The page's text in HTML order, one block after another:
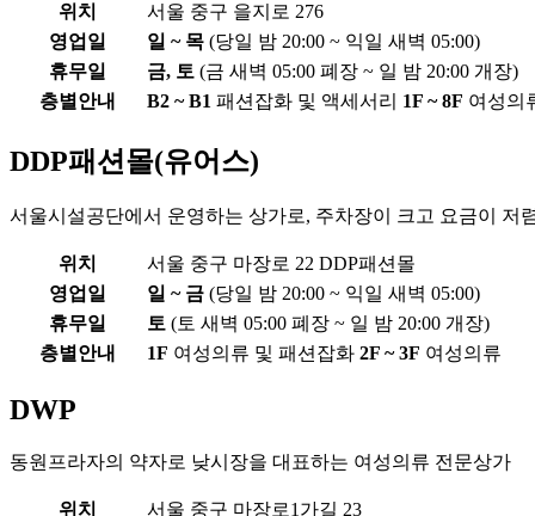
위치
서울 중구 을지로 276
영업일
일 ~ 목 (당일 밤 20:00 ~ 익일 새벽 05:00)
휴무일
금, 토 (금 새벽 05:00 폐장 ~ 일 밤 20:00 개장)
층별안내
B2 ~ B1 패션잡화 및 액세서리 1F ~ 8F 여성의
DDP패션몰(유어스)
서울시설공단에서 운영하는 상가로, 주차장이 크고 요금이 저
위치
서울 중구 마장로 22 DDP패션몰
영업일
일 ~ 금 (당일 밤 20:00 ~ 익일 새벽 05:00)
휴무일
토 (토 새벽 05:00 폐장 ~ 일 밤 20:00 개장)
층별안내
1F 여성의류 및 패션잡화 2F ~ 3F 여성의류
DWP
동원프라자의 약자로 낮시장을 대표하는 여성의류 전문상가
위치 서울 중구 마장로1가길 23